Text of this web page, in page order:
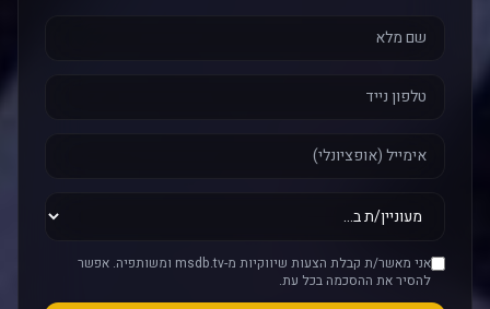
אני מאשר/ת קבלת הצעות שיווקיות מ-msdb.tv ומשותפיה. אפשר
להסיר את ההסכמה בכל עת.